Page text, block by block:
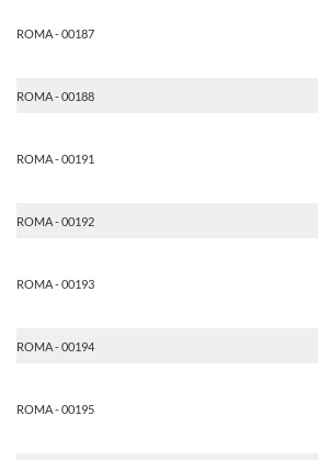
ROMA - 00187
ROMA - 00188
ROMA - 00191
ROMA - 00192
ROMA - 00193
ROMA - 00194
ROMA - 00195